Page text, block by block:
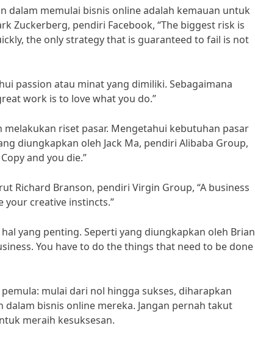
dalam memulai bisnis online adalah kemauan untuk
Zuckerberg, pendiri Facebook, “The biggest risk is
the only strategy that is guaranteed to fail is not
passion atau minat yang dimiliki. Sebagaimana
work is to love what you do.”
riset pasar. Mengetahui kebutuhan pasar
diungkapkan oleh Jack Ma, pendiri Alibaba Group,
and you die.”
Richard Branson, pendiri Virgin Group, “A business
your creative instincts.”
yang penting. Seperti yang diungkapkan oleh Brian
You have to do the things that need to be done
mulai dari nol hingga sukses, diharapkan
bisnis online mereka. Jangan pernah takut
meraih kesuksesan.